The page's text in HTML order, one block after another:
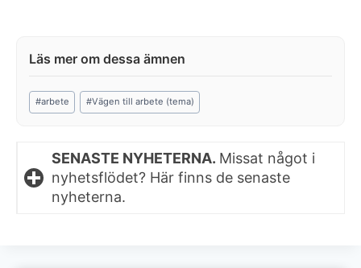
Post
Tags:
#arbete #Vägen till arbete (tema)
SENASTE NYHETERNA. Missat något i
nyhetsflödet? Här finns de senaste
nyheterna.